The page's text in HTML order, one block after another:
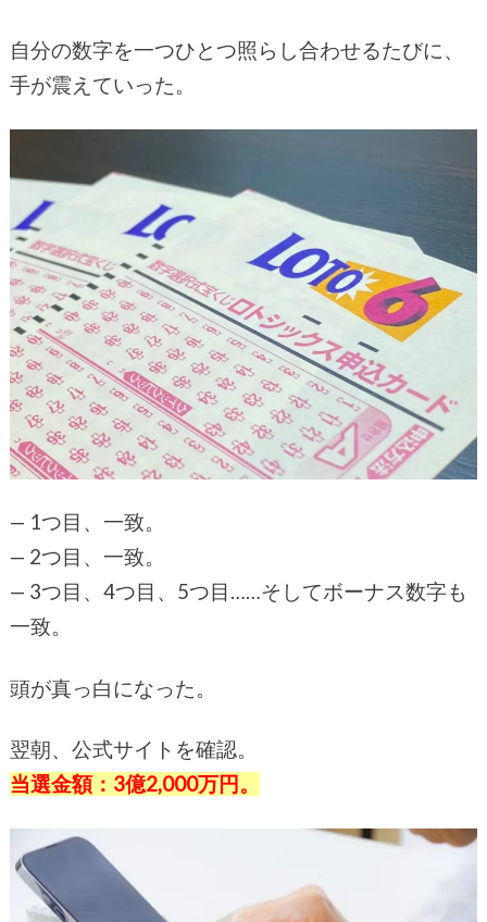
自分の数字を一つひとつ照らし合わせるたびに、
手が震えていった。
— 1つ目、一致。
— 2つ目、一致。
— 3つ目、4つ目、5つ目……そしてボーナス数字も
一致。
頭が真っ白になった。
翌朝、公式サイトを確認。
当選金額：3億2,000万円。